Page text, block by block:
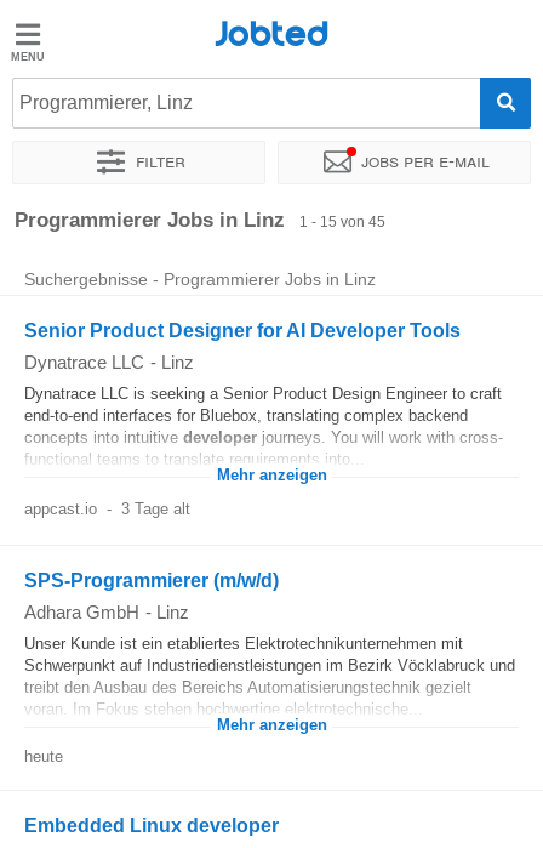
Jobted
Jobs
Jobted
Programmierer, Linz
Filter Jobs per e-mail
Sortieren nach Genauer Standort Unternehmen
Programmierer Jobs in Linz 1 - 15 von 45
Suchergebnisse - Programmierer Jobs in Linz
Senior Product Designer for AI Developer Tools
Dynatrace LLC - Linz
Dynatrace LLC is seeking a Senior Product Design Engineer to craft
end-to-end interfaces for Bluebox, translating complex backend
concepts into intuitive developer journeys. You will work with cross-
functional teams to translate requirements into...
Mehr anzeigen
appcast.io - 3 Tage alt
SPS-Programmierer (m/w/d)
Adhara GmbH - Linz
Unser Kunde ist ein etabliertes Elektrotechnikunternehmen mit
Schwerpunkt auf Industriedienstleistungen im Bezirk Vöcklabruck und
treibt den Ausbau des Bereichs Automatisierungstechnik gezielt
voran. Im Fokus stehen hochwertige elektrotechnische...
Mehr anzeigen
heute
Embedded Linux developer